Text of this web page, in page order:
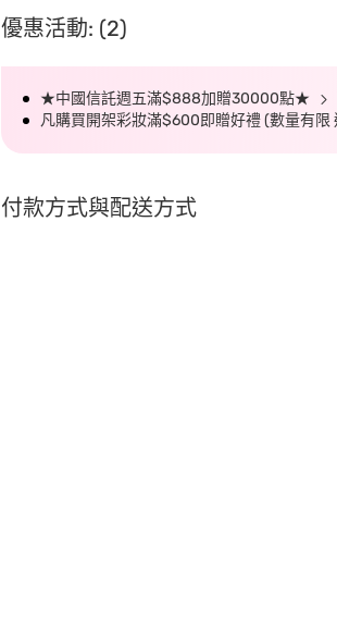
優惠活動: (2)
★中國信託週五滿$888加贈30000點★
凡購買開架彩妝滿$600即贈好禮 (數量有限
付款方式與配送方式